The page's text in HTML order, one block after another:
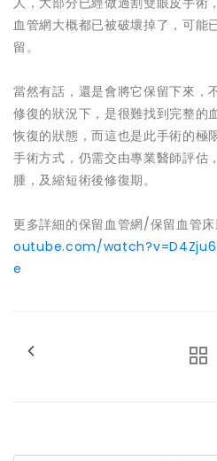
血管網大概都已被破壞掉了，可能
留。
當然有話，還是會將它保留下來，
修復的狀況下，是很難找到完整的
恢復的狀態，而這也是此手術的極
手術方式，仍需交由專業醫師評估
腫，及縮短術後修復期。
更多詳細的保留血管網/保留血管床
outube.com/
e